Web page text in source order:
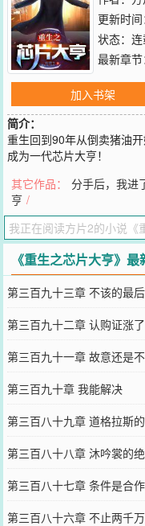
更新时
状态：
最新章节
加入书架
简介：
重生回到90年从倒卖猪油
成为一代芯片大亨！
博微信里的朋友推荐哦！
其它作品： 分手后，我进
亨 /
《重生之芯片大亨》
第三百九十三章 不该的最后
第三百九十二章 认购证涨了
第三百九十一章 故意还是
第三百九十章 我能解决
第三百八十九章 道格拉斯
第三百八十八章 沐吟裳的
第三百八十七章 条件是合作
第三百八十六章 不止两千万